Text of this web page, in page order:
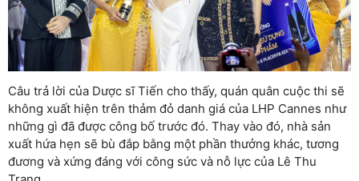
Câu trả lời của Dược sĩ Tiến cho thấy, quán quân cuộc thi sẽ
không xuất hiện trên thảm đỏ danh giá của LHP Cannes như
những gì đã được công bố trước đó. Thay vào đó, nhà sản
xuất hứa hẹn sẽ bù đắp bằng một phần thưởng khác, tương
đương và xứng đáng với công sức và nỗ lực của Lê Thu